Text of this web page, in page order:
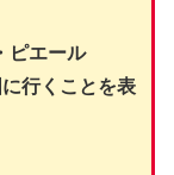
エール
行くことを表